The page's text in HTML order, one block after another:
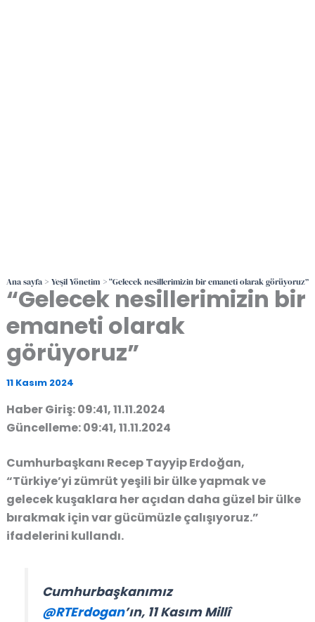
Ana sayfa Yeşil Yönetim “Gelecek nesillerimizin bir emaneti olarak görüyoruz”
“Gelecek nesillerimizin bir
emaneti olarak
görüyoruz”
11 Kasım 2024
Haber Giriş: 09:41, 11.11.2024
Güncelleme: 09:41, 11.11.2024
Cumhurbaşkanı Recep Tayyip Erdoğan,
“Türkiye’yi zümrüt yeşili bir ülke yapmak ve
gelecek kuşaklara her açıdan daha güzel bir ülke
bırakmak için var gücümüzle çalışıyoruz.”
ifadelerini kullandı.
Cumhurbaşkanımız
@RTErdogan’ın, 11 Kasım Millî